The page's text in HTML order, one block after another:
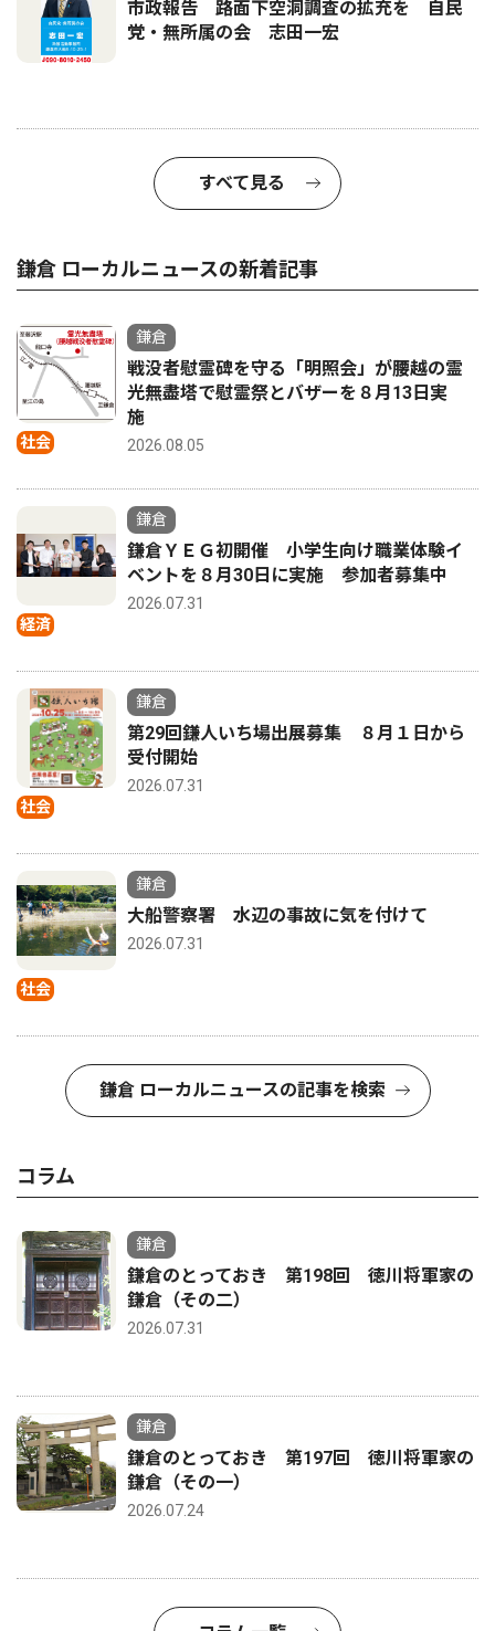
市政報告 路面下空洞調査の拡充を 自民
党・無所属の会 志田一宏
すべて見る
鎌倉 ローカルニュースの新着記事
社会
鎌倉
戦没者慰霊碑を守る「明照会」が腰越の霊
光無盡塔で慰霊祭とバザーを８月13日実
施
2026.08.05
経済
鎌倉
鎌倉ＹＥＧ初開催 小学生向け職業体験イ
ベントを８月30日に実施 参加者募集中
2026.07.31
社会
鎌倉
第29回鎌人いち場出展募集 ８月１日から
受付開始
2026.07.31
社会
鎌倉
大船警察署 水辺の事故に気を付けて
2026.07.31
鎌倉 ローカルニュースの記事を検索
コラム
鎌倉
鎌倉のとっておき 第198回 徳川将軍家の
鎌倉（その二）
2026.07.31
鎌倉
鎌倉のとっておき 第197回 徳川将軍家の
鎌倉（その一）
2026.07.24